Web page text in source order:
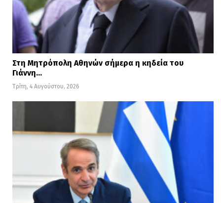
Στη Μητρόπολη Αθηνών σήμερα η κηδεία του
Γιάννη…
Τρίτη, 4 Αυγούστου, 2026